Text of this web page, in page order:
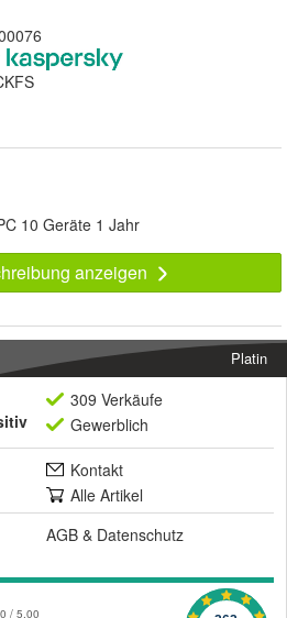
10 Geräte 1 Jahr
anzeigen
Platin
309 Verkäufe
Gewerblich
Kontakt
Alle Artikel
AGB & Datenschutz